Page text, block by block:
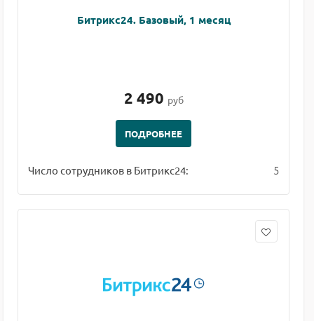
Битрикс24. Базовый, 1 месяц
2 490 руб
ПОДРОБНЕЕ
Число сотрудников в Битрикс24: 5